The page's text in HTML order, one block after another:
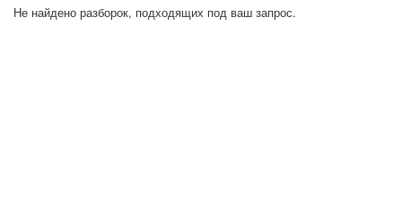
Не найдено разборок, подходящих под ваш запрос.